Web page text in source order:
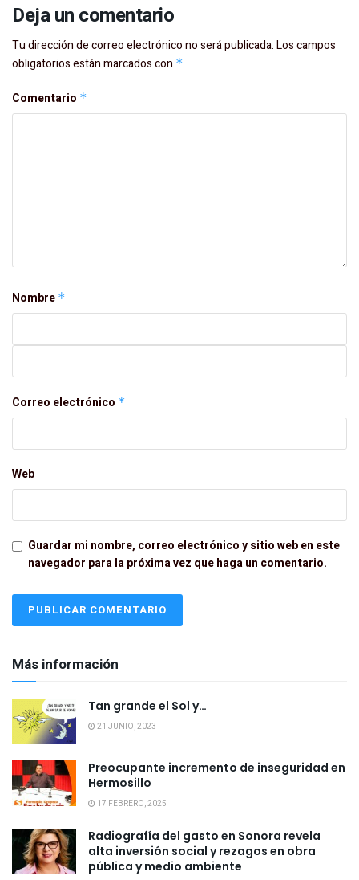
Deja un comentario
Tu dirección de correo electrónico no será publicada.Los campos
obligatorios están marcados con *
Comentario *
Nombre *
Correo electrónico *
Web
Guardar mi nombre, correo electrónico y sitio web en este
navegador para la próxima vez que haga un comentario.
Más información
Tan grande el Sol y…
21 JUNIO, 2023
Preocupante incremento de inseguridad en
Hermosillo
17 FEBRERO, 2025
Radiografía del gasto en Sonora revela
alta inversión social y rezagos en obra
pública y medio ambiente